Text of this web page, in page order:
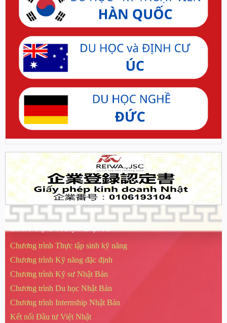
LĨNH VỰC HOẠT ĐỘNG
Chương trình Thực tập sinh kỹ năng
Chương trình Kỹ năng đặc định
Chương trình Kỹ sư Nhật Bản
Chương trình Du học Nhật Bản
Chương trình Internship Nhật Bản
Kết nối Đầu tư Việt Nhật